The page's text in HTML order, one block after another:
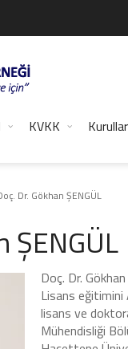
KVKK Kurullar
Dr. Gökhan ŞENGÜL
ŞENGÜL
Doç. Dr.
Lisans eğitimini
lisans ve
Mühendisliği